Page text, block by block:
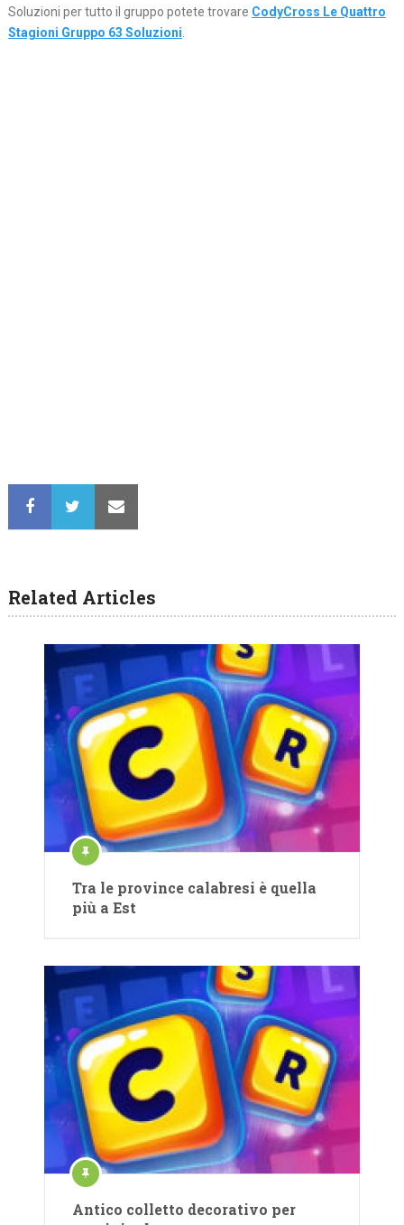
Soluzioni per tutto il gruppo potete trovare CodyCross Le Quattro
Stagioni Gruppo 63 Soluzioni.
Related Articles
Tra le province calabresi è quella
più a Est
Antico colletto decorativo per